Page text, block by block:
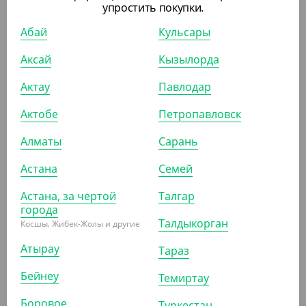
6 573
(93.90
Контейнер СпК-1919, 750 мл, прозрачный,
СтиролПласт
упростить покупки.
Абай
Аксай
Актау
Актобе
Алматы
Астана
Астана, за чертой
города
Косшы, Жибек-Жолы и другие
Атырау
Бейнеу
Кульсары
Кызылорда
Павлодар
Петропавловск
Сарань
Семей
Талгар
Талдыкорган
Тараз
Темиртау